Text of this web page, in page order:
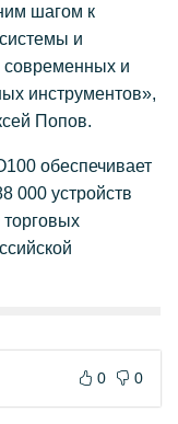
шагом к
и
современных и
инструментов»,
Попов.
обеспечивает
000 устройств
0 0